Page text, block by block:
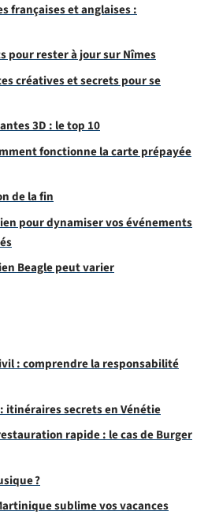
françaises et anglaises :
pour rester à jour sur Nîmes
créatives et secrets pour se
3D : le top 10
fonctionne la carte prépayée
de la fin
pour dynamiser vos événements
Beagle peut varier
: comprendre la responsabilité
itinéraires secrets en Vénétie
rapide : le cas de Burger
?
sublime vos vacances